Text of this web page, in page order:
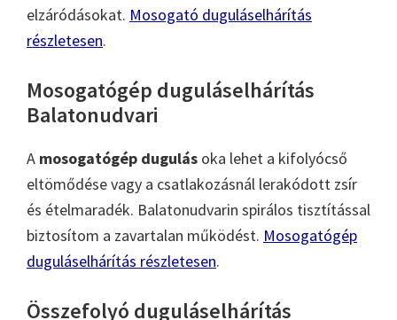
elzáródásokat. Mosogató duguláselhárítás
részletesen.
Mosogatógép duguláselhárítás
Balatonudvari
A mosogatógép dugulás oka lehet a kifolyócső
eltömődése vagy a csatlakozásnál lerakódott zsír
és ételmaradék. Balatonudvarin spirálos tisztítással
biztosítom a zavartalan működést. Mosogatógép
duguláselhárítás részletesen.
Összefolyó duguláselhárítás